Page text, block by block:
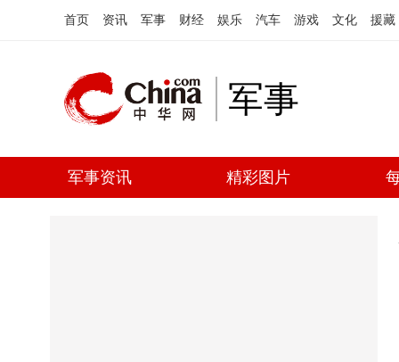
首页 资讯 军事 财经 娱乐 汽车 游戏 文化 援藏
军事
军事资讯 精彩图片